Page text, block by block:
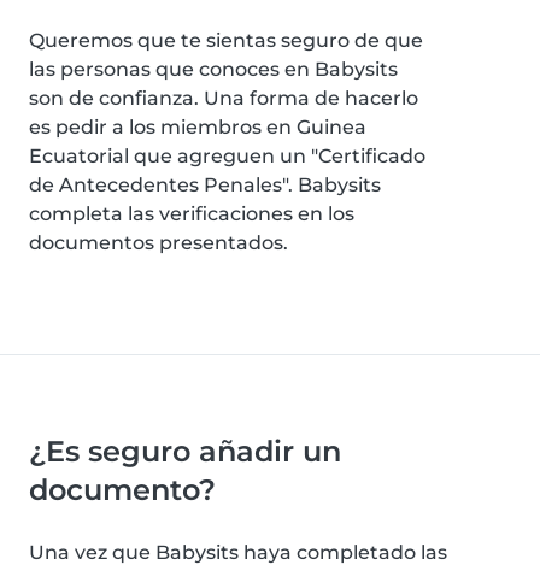
Queremos que te sientas seguro de que
las personas que conoces en Babysits
son de confianza. Una forma de hacerlo
es pedir a los miembros en Guinea
Ecuatorial que agreguen un "Certificado
de Antecedentes Penales". Babysits
completa las verificaciones en los
documentos presentados.
¿Es seguro añadir un
documento?
Una vez que Babysits haya completado las